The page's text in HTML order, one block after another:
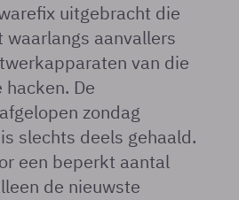
uitgebracht die
aanvallers
van die
De
zondag
slechts deels gehaald.
een beperkt aantal
de nieuwste